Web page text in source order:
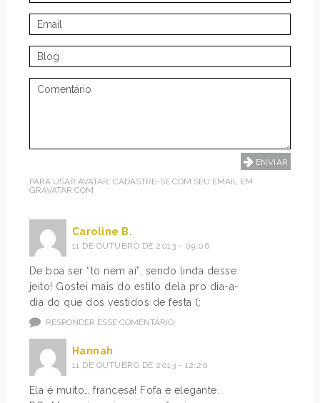
PARA USAR AVATAR, CADASTRE-SE COM SEU EMAIL EM
GRAVATAR.COM
Caroline B.
11 DE OUTUBRO DE 2013 - 09:06
De boa ser “to nem aí”, sendo linda desse
jeito! Gostei mais do estilo dela pro dia-a-
dia do que dos vestidos de festa (:
RESPONDER ESSE COMENTÁRIO
Hannah
11 DE OUTUBRO DE 2013 - 12:20
Ela é muito… francesa! Fofa e elegante.